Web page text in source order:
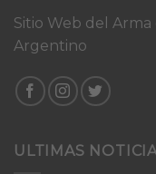
Sitio Web del
Argentino
ULTIMAS